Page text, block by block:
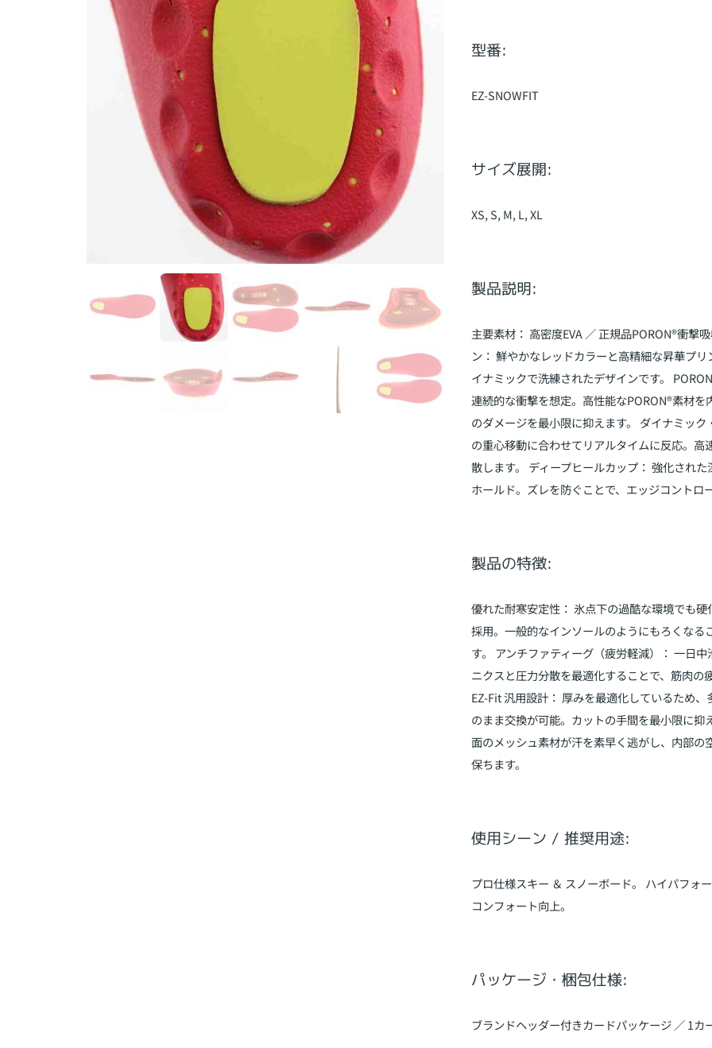
型番:
EZ-SNOWFIT
サイズ展開:
XS, S, M, L, XL
製品説明:
主要素材： 高密度EVA ／ 正規品PORON®衝撃
ン： 鮮やかなレッドカラーと高精細な昇華プ
イナミックで洗練されたデザインです。
連続的な衝撃を想定。高性能なPORON®素材
のダメージを最小限に抑えます。 ダイナミッ
の重心移動に合わせてリアルタイムに反応。
散します。 ディープヒールカップ： 強化され
ホールド。ズレを防ぐことで、エッジコントロ
製品の特徴:
優れた耐寒安定性： 氷点下の過酷な環境でも
採用。一般的なインソールのようにもろくな
す。 アンチファティーグ（疲労軽減）： 一日
ニクスと圧力分散を最適化することで、筋肉の
EZ-Fit 汎用設計： 厚みを最適化しているため
のまま交換が可能。カットの手間を最小限に抑
面のメッシュ素材が汗を素早く逃がし、内部の
保ちます。
使用シーン / 推奨用途:
プロ仕様スキー ＆ スノーボード。 ハイパフォ
コンフォート向上。
パッケージ・梱包仕様:
ブランドヘッダー付きカードパッケージ ／ 1カ